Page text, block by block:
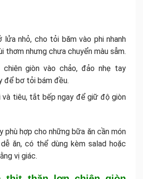
lửa nhỏ, cho tỏi băm vào phi nhanh
thơm nhưng chưa chuyển màu sẫm.
giòn vào chảo, đảo nhẹ tay
để bơ tỏi bám đều.
và tiêu, tắt bếp ngay để giữ độ giòn
phù hợp cho những bữa ăn cần món
ăn, có thể dùng kèm salad hoặc
vị giác.